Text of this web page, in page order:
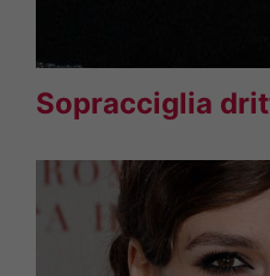
Sopracciglia